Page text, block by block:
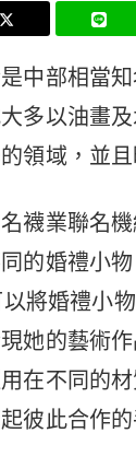
中部相當
多以油畫
領域，並
襪業聯名
的婚禮小
將婚禮小
她的藝術
在不同的
彼此合作的